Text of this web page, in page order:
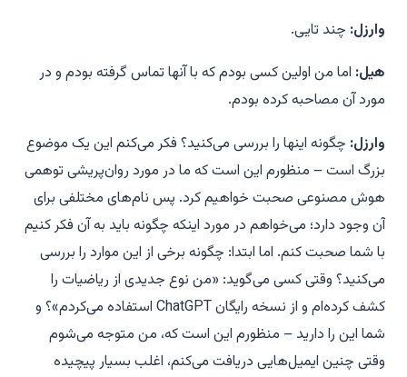
وارزل: چند تایی.
هیل: اما من اولین کسی بودم که با آنها تماس گرفته بودم و در
مورد آن مصاحبه کرده بودم.
وارزل: چگونه اینها را بررسی می‌کنید؟ فکر می‌کنم این یک موضوع
بزرگ است – منظورم این است که ما در مورد روان‌پریشی توهمی
هوش مصنوعی صحبت خواهیم کرد. پس نام‌های مختلفی برای
آن وجود دارد؛ می‌خواهم در مورد اینکه چگونه باید به آن فکر کنیم
با شما صحبت کنم. اما ابتدا: چگونه برخی از این موارد را بررسی
می‌کنید؟ وقتی کسی می‌گوید: «من نوع جدیدی از ریاضیات را
کشف کرده‌ام و از نسخه رایگان ChatGPT استفاده می‌کردم»؟ و
شما این را دارید – منظورم این است که، من متوجه می‌شوم
وقتی چنین ایمیل‌هایی دریافت می‌کنم، اغلب بسیار پیچیده